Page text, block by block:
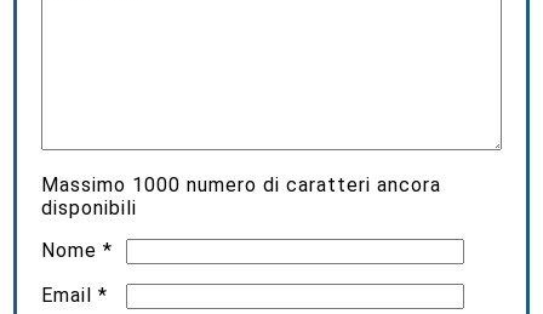
Massimo 1000 numero di caratteri ancora
disponibili
Nome*
Email*